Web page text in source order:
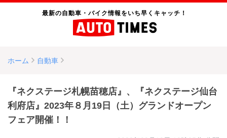
最新の自動車・バイク情報をいち早くキャッチ！
ホーム 自動車
『ネクステージ札幌苗穂店』、『ネクステージ仙台
利府店』2023年８月19日（土）グランドオープン
フェア開催！！